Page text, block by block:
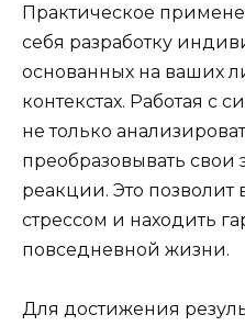
Практическое
себя разработку
основанных на ваших
контекстах. Работая с
не только
преобразовывать
реакции. Это позволит
стрессом и находить
повседневной жизни.
Для достижения